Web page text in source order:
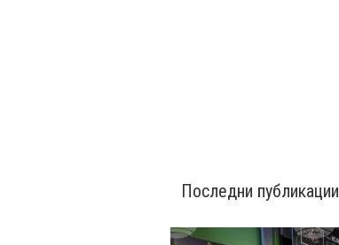
Последни публикации